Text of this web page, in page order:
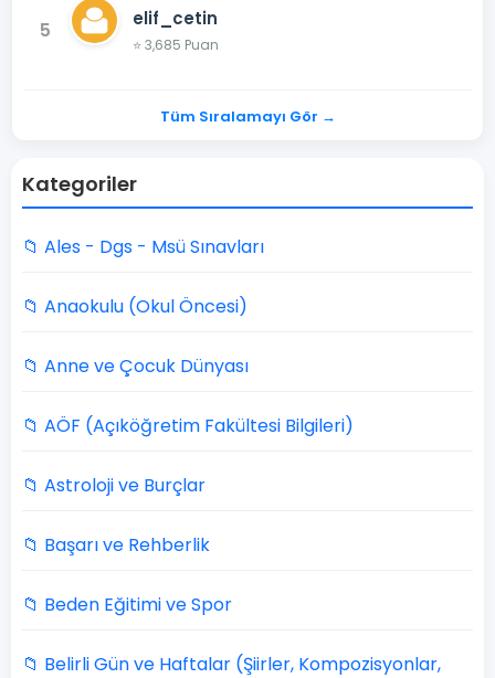
5 elif_cetin
⭐ 3,685 Puan
Tüm Sıralamayı Gör →
Kategoriler
📁 Ales - Dgs - Msü Sınavları
📁 Anaokulu (Okul Öncesi)
📁 Anne ve Çocuk Dünyası
📁 AÖF (Açıköğretim Fakültesi Bilgileri)
📁 Astroloji ve Burçlar
📁 Başarı ve Rehberlik
📁 Beden Eğitimi ve Spor
📁 Belirli Gün ve Haftalar (Şiirler, Kompozisyonlar,